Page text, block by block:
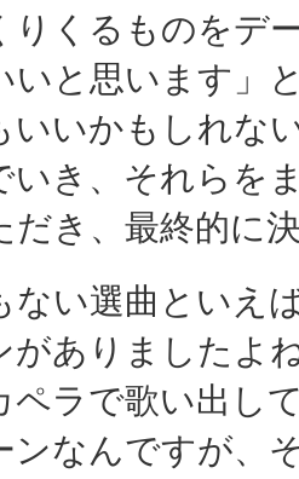
りくるものをデ
いと思います」
いいかもしれな
いき、それらを
だき、最終的に
ない選曲といえ
がありましたよ
ペラで歌い出し
ンなんですが、